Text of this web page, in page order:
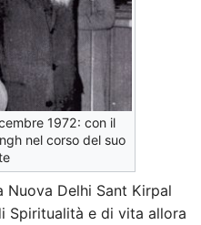
1972: con il
nel corso del suo
Nuova Delhi Sant Kirpal
Spiritualità e di vita allora